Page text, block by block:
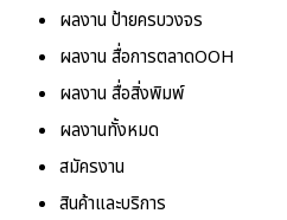
ผลงาน ป้ายครบวงจร
ผลงาน สื่อการตลาดOOH
ผลงาน สื่อสิ่งพิมพ์
ผลงานทั้งหมด
สมัครงาน
สินค้าและบริการ